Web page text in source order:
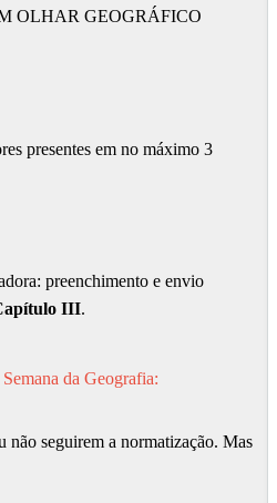
OLHAR GEOGRÁFICO
presentes em no máximo 3
preenchimento e envio
III.
da Geografia:
não seguirem a normatização. Mas